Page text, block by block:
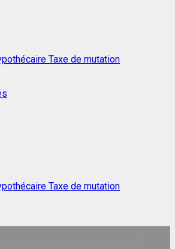
Taxe de mutation
Taxe de mutation